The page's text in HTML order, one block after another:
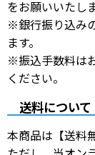
をお願いいたしま
※銀行振り込み
ます。
※振込手数料は
ください。
送料について
本商品は【送料